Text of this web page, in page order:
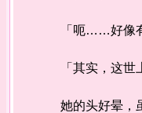
「呃……好像有
「其实，这世上
她的头好晕，虽